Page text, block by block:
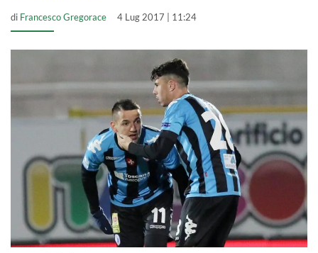
di Francesco Gregorace 4 Lug 2017 | 11:24